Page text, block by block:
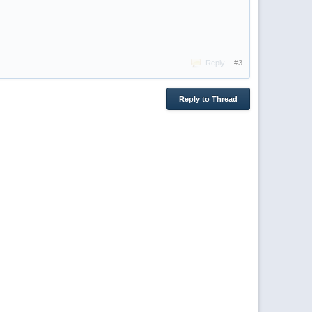
#3
Reply
Reply to Thread